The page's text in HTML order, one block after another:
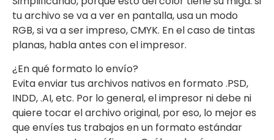
tu archivo se va a ver en pantalla, usa un modo
RGB, si va a ser impreso, CMYK. En el caso de tintas
planas, habla antes con el impresor.
¿En qué formato lo envío?
Evita enviar tus archivos nativos en formato .PSD,
INDD, .AI, etc. Por lo general, el impresor ni debe ni
quiere tocar el archivo original, por eso, lo mejor es
que envíes tus trabajos en un formato estándar